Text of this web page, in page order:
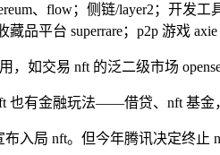
、flow；侧链/layer2；开发
品平台 superrare；p2p 游戏
，如交易 nft 的泛二级市场
也有金融玩法——借贷、nft 基金
入局 nft。但今年腾讯决定终止